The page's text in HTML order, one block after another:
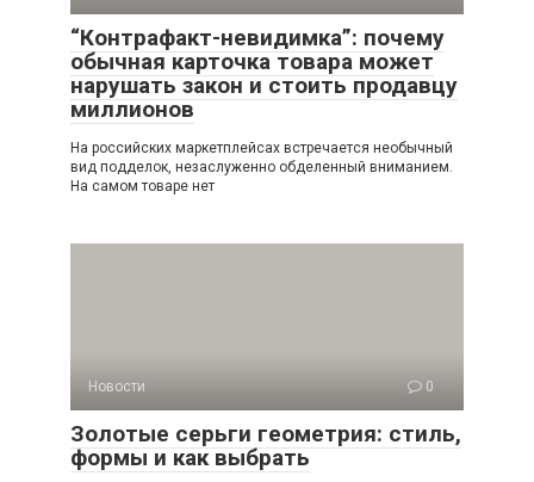
“Контрафакт-невидимка”: почему
обычная карточка товара может
нарушать закон и стоить продавцу
миллионов
На российских маркетплейсах встречается необычный
вид подделок, незаслуженно обделенный вниманием.
На самом товаре нет
Новости 0
Золотые серьги геометрия: стиль,
формы и как выбрать